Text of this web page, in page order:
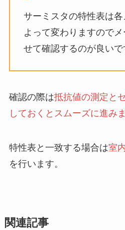
サーミスタの特性表は
よって変わりますので
せて確認するのが良いで
確認の際は抵抗値の測定と
しておくとスムーズに進みま
特性表と一致する場合は室
を行います。
関連記事